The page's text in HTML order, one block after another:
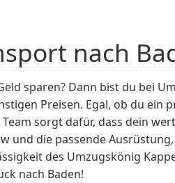
nach
sparen? Dann bist du bei
Preisen. Egal, ob du ein
sorgt dafür, dass dein
und die passende
des Umzugskönig
nach Baden!